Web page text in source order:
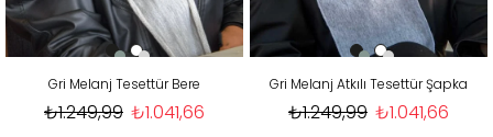
Gri Melanj Tesettür Bere
₺1.041,66
₺1.249,99
Gri Melanj Atkılı Tesettür Şapka
₺1.041,66
₺1.249,99